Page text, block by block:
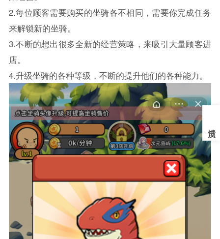
2.每位顾客需要购买的坐骑各不相同，需要你完成任务
来解锁新的坐骑。
3.不断的想出很多全新的经营策略，来吸引大量顾客进
店。
4.升级坐骑的各种等级，不断的提升他们的各种能力。